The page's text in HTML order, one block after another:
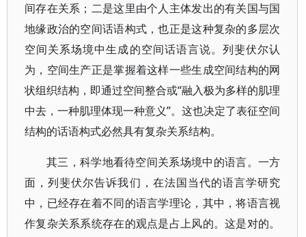
间存在关系；二是这里由个人主体发出的有关国与国
地缘政治的空间话语构式，也正是这种复杂的多层次
空间关系场境中生成的空间话语言说。列斐伏尔认
为，空间生产正是掌握着这样一些生成空间结构的网
状组织结构，即通过空间整合或“融入极为多样的肌理
中去，一种肌理体现一种意义”。这也决定了表征空间
结构的话语构式必然具有复杂关系结构。
其三，科学地看待空间关系场境中的语言。一方
面，列斐伏尔告诉我们，在法国当代的语言学研究
中，已经存在着不同的语言学理论，其中，将语言视
作复杂关系系统存在的观点是占上风的。这是对的。